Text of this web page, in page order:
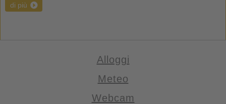
di più
Alloggi
Meteo
Webcam